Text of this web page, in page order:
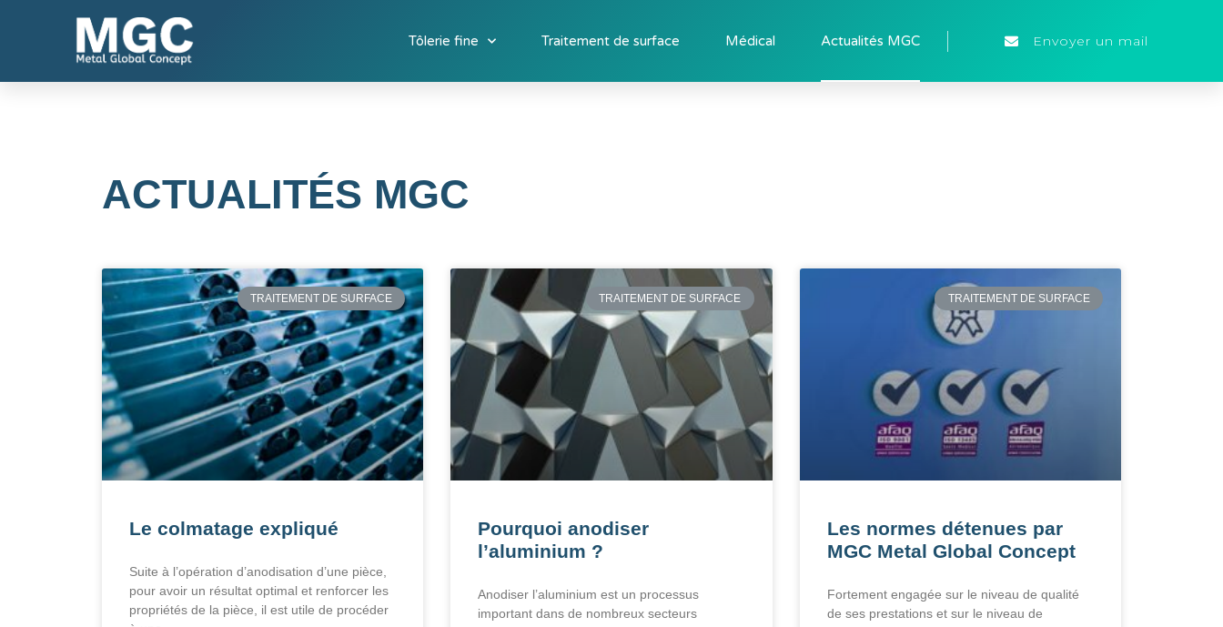
Tôlerie fine Traitement de surface Médical Actualités MGC Envoyer un mail
ACTUALITÉS MGC
TRAITEMENT DE SURFACE
Le colmatage expliqué
Suite à l’opération d’anodisation d’une pièce,
pour avoir un résultat optimal et renforcer les
propriétés de la pièce, il est utile de procéder
TRAITEMENT DE SURFACE
Pourquoi anodiser
l’aluminium ?
Anodiser l’aluminium est un processus
important dans de nombreux secteurs
TRAITEMENT DE SURFACE
Les normes détenues par
MGC Metal Global Concept
Fortement engagée sur le niveau de qualité
de ses prestations et sur le niveau de